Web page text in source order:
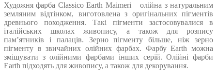
Художня фарба Classico Earth Maimeri – олійна з натуральним
земляним відтінком, виготовлена з оригінальних пігментів
древнього походження. Такі пігменти застосовувалися в
італійських школах живопису, а також для розпису
пам’ятників і палаців. Зерно пігменту більше, ніж зерно
пігменту в звичайних олійних фарбах. Фарбу Earth можна
змішувати з олійними фарбами інших серій. Олійні фарби
Earth підходять для живопису, а також для декорування.